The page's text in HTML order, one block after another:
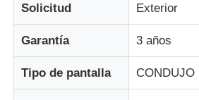
Control de calidad
Contacta con nosotros
Solicitud Exterior
Garantía 3 años
Tipo de pantalla CONDUJO